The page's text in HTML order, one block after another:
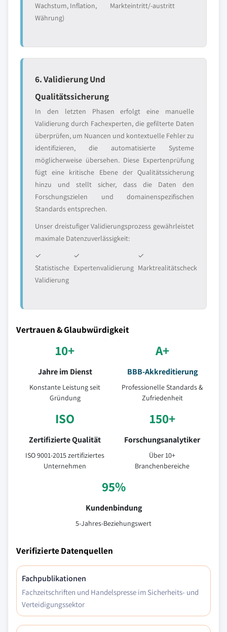
Wachstum, Inflation,
Währung)
Markteintritt/-austritt
6. Validierung Und
Qualitätssicherung
In den letzten Phasen erfolgt eine manuelle
Validierung durch Fachexperten, die gefilterte Daten
überprüfen, um Nuancen und kontextuelle Fehler zu
identifizieren, die automatisierte Systeme
möglicherweise übersehen. Diese Expertenprüfung
fügt eine kritische Ebene der Qualitätssicherung
hinzu und stellt sicher, dass die Daten den
Forschungszielen und domainenspezifischen
Standards entsprechen.
Unser dreistufiger Validierungsprozess gewährleistet
maximale Datenzuverlässigkeit:
✓
Statistische
Validierung
✓
Expertenvalidierung
✓
Marktrealitätscheck
Vertrauen & Glaubwürdigkeit
10+
Jahre im Dienst
Konstante Leistung seit
Gründung
A+
BBB-Akkreditierung
Professionelle Standards &
Zufriedenheit
ISO
Zertifizierte Qualität
ISO 9001-2015 zertifiziertes
Unternehmen
150+
Forschungsanalytiker
Über 10+
Branchenbereiche
95%
Kundenbindung
5-Jahres-Beziehungswert
Verifizierte Datenquellen
Fachpublikationen
Fachzeitschriften und Handelspresse im Sicherheits- und
Verteidigungssektor